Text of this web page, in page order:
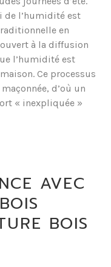
de l’humidité est
en
à la diffusion
l’humidité est
Ce processus
d’où un
« inexpliquée »
AVEC
BOIS